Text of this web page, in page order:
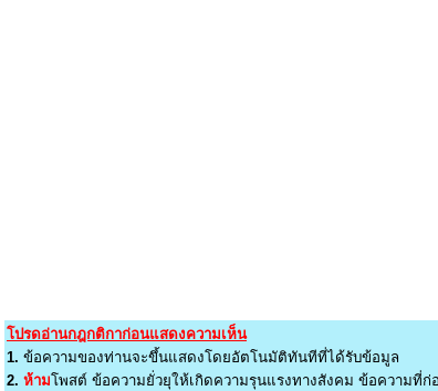
โปรดอ่านกฎกติกาก่อนแสดงความเห็น
1. ข้อความของท่านจะขึ้นแสดงโดยอัตโนมัติทันทีที่ได้รับข้อมูล
2. ห้ามโพสต์ ข้อความยั่วยุให้เกิดความรุนแรงทางสังคม ข้อความที่ก่